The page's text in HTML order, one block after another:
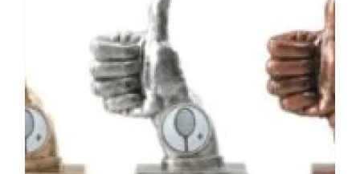
optie
kan
gekozen
worden
op
de
productpagina